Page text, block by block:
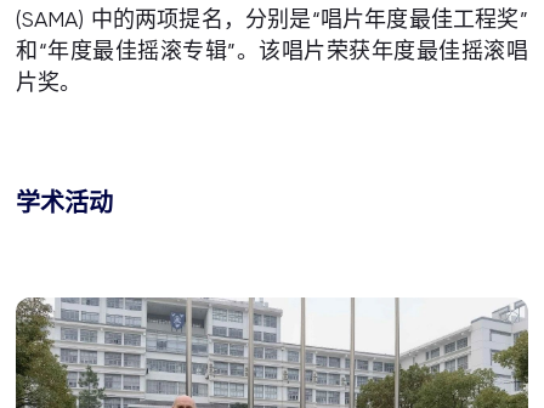
(SAMA) 中的两项提名，分别是“唱片年度最佳工程奖”
和“年度最佳摇滚专辑”。该唱片荣获年度最佳摇滚唱
片奖。
学术活动